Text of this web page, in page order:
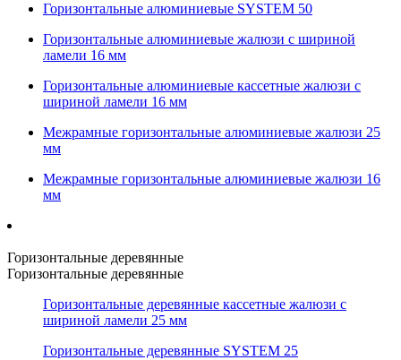
Горизонтальные алюминиевые SYSTEM 50
Горизонтальные алюминиевые жалюзи с шириной
ламели 16 мм
Горизонтальные алюминиевые кассетные жалюзи с
шириной ламели 16 мм
Межрамные горизонтальные алюминиевые жалюзи 25
мм
Межрамные горизонтальные алюминиевые жалюзи 16
мм
Горизонтальные деревянные
Горизонтальные деревянные
Горизонтальные деревянные кассетные жалюзи с
шириной ламели 25 мм
Горизонтальные деревянные SYSTEM 25